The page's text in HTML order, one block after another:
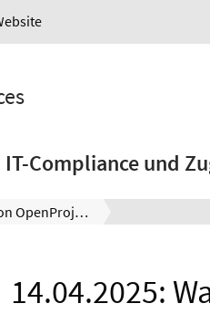
IT-Compliance und
14.04.2025: Wartung von OpenProject
14.04.2025: